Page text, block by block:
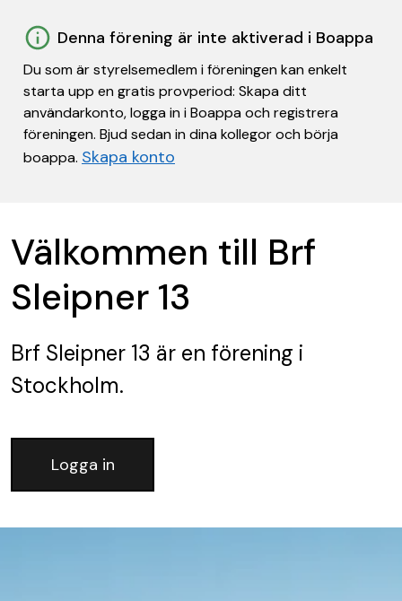
Denna förening är inte aktiverad i Boappa
Du som är styrelsemedlem i föreningen kan enkelt
starta upp en gratis provperiod: Skapa ditt
användarkonto, logga in i Boappa och registrera
föreningen. Bjud sedan in dina kollegor och börja
boappa. Skapa konto
Välkommen till Brf
Sleipner 13
Brf Sleipner 13 är en förening i
Stockholm.
Logga in